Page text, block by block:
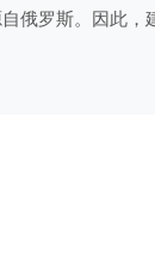
罗斯。因此